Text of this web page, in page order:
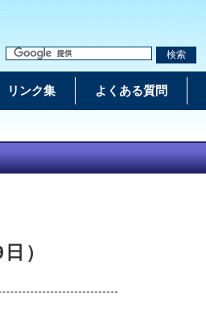
検索
リンク集 よくある質問
）